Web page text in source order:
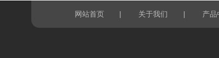
网站首页 | 关于我们 | 产品